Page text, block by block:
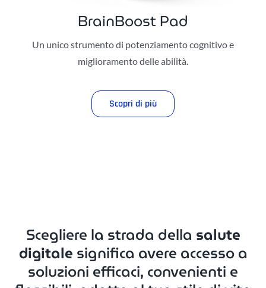
BrainBoost Pad
Un unico strumento di potenziamento cognitivo e
miglioramento delle abilità.
Scopri di più
Scegliere la strada della salute
digitale significa avere accesso a
soluzioni efficaci, convenienti e